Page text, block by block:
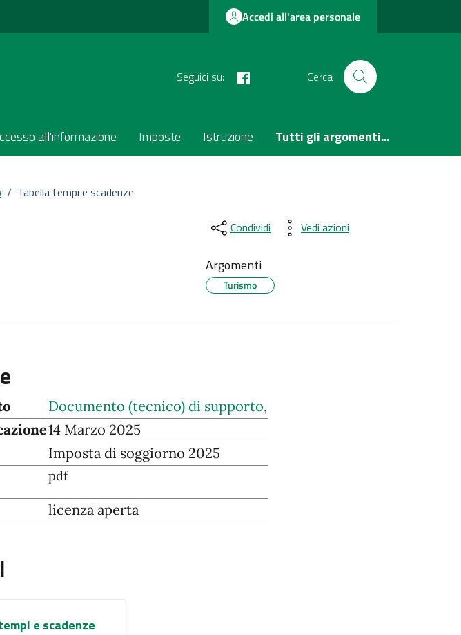
Accedi all'area personale
Seguici su: Cerca
all'informazione Imposte Istruzione Tutti gli argomenti...
/ Tabella tempi e scadenze
Condividi Vedi azioni
Argomenti
Turismo
Documento (tecnico) di supporto,
14 Marzo 2025
Imposta di soggiorno 2025
pdf
licenza aperta
e scadenze